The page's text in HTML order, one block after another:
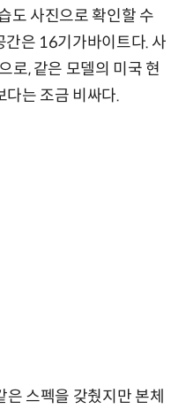
도 사진으로 확인할 수
간은 16기가바이트다. 사
로, 같은 모델의 미국 현
는 조금 비싸다.
스펙을 갖췄지만 본체